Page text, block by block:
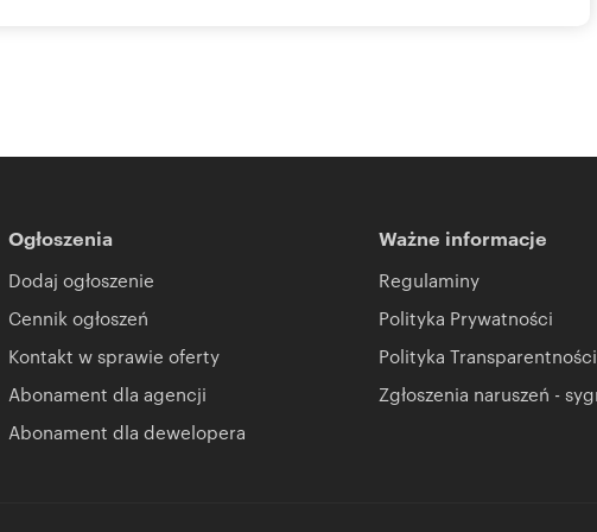
Ogłoszenia
Dodaj ogłoszenie
Cennik ogłoszeń
Kontakt w sprawie oferty
Abonament dla agencji
Abonament dla dewelopera
Ważne informacje
Regulaminy
Polityka Prywatności
Polityka Transparentności
Zgłoszenia naruszeń -